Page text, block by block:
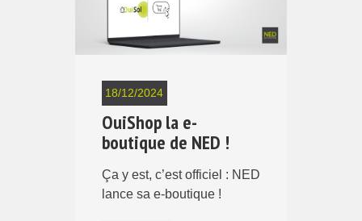
18/12/2024
OuiShop la e-
boutique de NED !
Ça y est, c’est officiel : NED
lance sa e-boutique !